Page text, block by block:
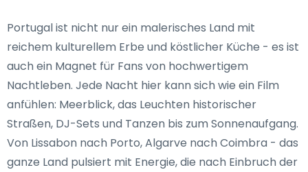
Portugal ist nicht nur ein malerisches Land mit
reichem kulturellem Erbe und köstlicher Küche - es ist
auch ein Magnet für Fans von hochwertigem
Nachtleben. Jede Nacht hier kann sich wie ein Film
anfühlen: Meerblick, das Leuchten historischer
Straßen, DJ-Sets und Tanzen bis zum Sonnenaufgang.
Von Lissabon nach Porto, Algarve nach Coimbra - das
ganze Land pulsiert mit Energie, die nach Einbruch der